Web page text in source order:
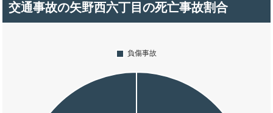
交通事故の矢野西六丁目の死亡事故割合